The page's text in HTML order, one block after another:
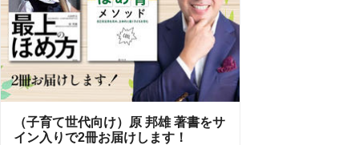
（子育て世代向け）原 邦雄 著書をサ
イン入りで2冊お届けします！